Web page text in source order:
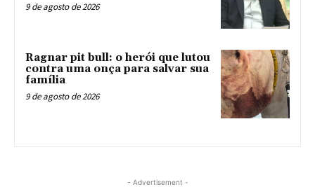
9 de agosto de 2026
Ragnar pit bull: o herói que lutou
contra uma onça para salvar sua
família
9 de agosto de 2026
- Advertisement -